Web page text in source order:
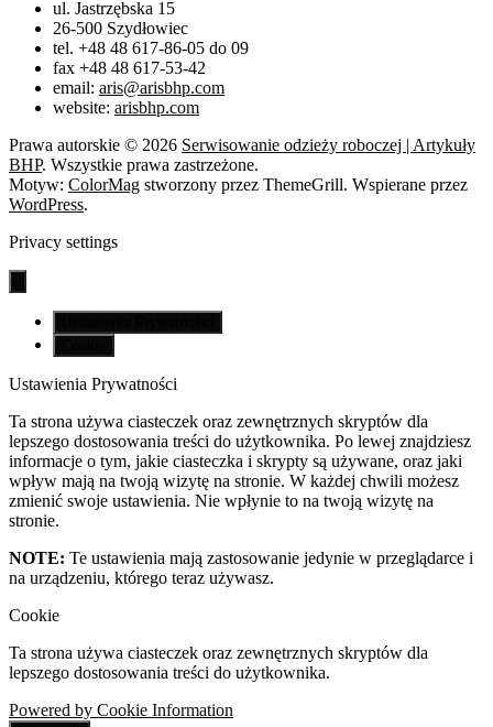
ul. Jastrzębska 15
26-500 Szydłowiec
tel. +48 48 617-86-05 do 09
fax +48 48 617-53-42
email: aris@arisbhp.com
website: arisbhp.com
Prawa autorskie © 2026 Serwisowanie odzieży roboczej | Artykuły
BHP. Wszystkie prawa zastrzeżone.
Motyw: ColorMag stworzony przez ThemeGrill. Wspierane przez
WordPress.
Privacy settings
Ustawienia Prywatności
Ta strona używa ciasteczek oraz zewnętrznych skryptów dla
lepszego dostosowania treści do użytkownika. Po lewej znajdziesz
informacje o tym, jakie ciasteczka i skrypty są używane, oraz jaki
wpływ mają na twoją wizytę na stronie. W każdej chwili możesz
zmienić swoje ustawienia. Nie wpłynie to na twoją wizytę na
stronie.
NOTE: Te ustawienia mają zastosowanie jedynie w przeglądarce i
na urządzeniu, którego teraz używasz.
Cookie
Ta strona używa ciasteczek oraz zewnętrznych skryptów dla
lepszego dostosowania treści do użytkownika.
Powered by Cookie Information